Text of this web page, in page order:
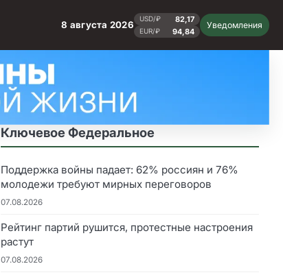
8 августа 2026
USD/₽ 82,17
EUR/₽ 94,84
Уведомления
Ключевое Федеральное
Поддержка войны падает: 62% россиян и 76%
молодежи требуют мирных переговоров
07.08.2026
Рейтинг партий рушится, протестные настроения
растут
07.08.2026